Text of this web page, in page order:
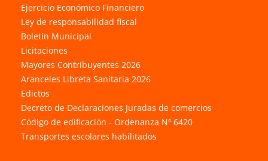
Ejercicio Económico Financiero
Ley de responsabilidad fiscal
Boletín Municipal
Licitaciones
Mayores Contribuyentes 2026
Aranceles Libreta Sanitaria 2026
Edictos
Decreto de Declaraciones Juradas de comercios
Código de edificación - Ordenanza Nº 6420
Transportes escolares habilitados